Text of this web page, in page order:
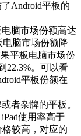
Android平板的
脑市场份额高达
电脑市场份额降
平板电脑市场份
22.3%。可以看
平板份额在
者杂牌的平板。
使用率高于
格较高，对应的